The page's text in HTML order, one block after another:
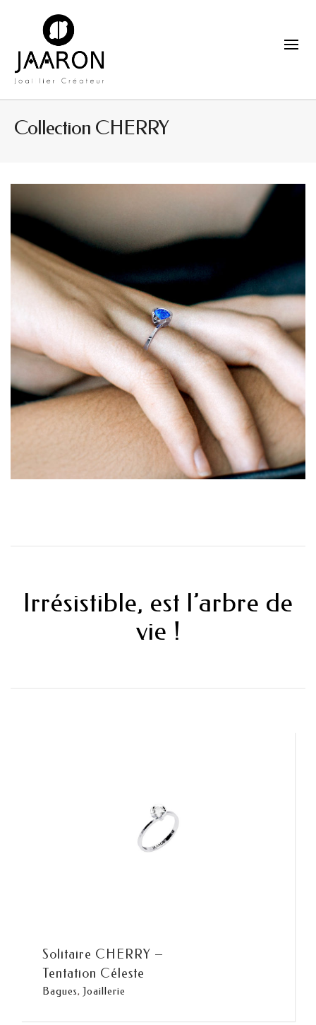
Collection CHERRY
Irrésistible, est l’arbre de
vie !
Solitaire CHERRY –
Tentation Céleste
Bagues,Joaillerie